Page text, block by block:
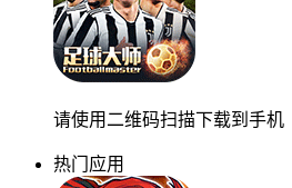
请使用二维码扫描下载到手机
热门应用